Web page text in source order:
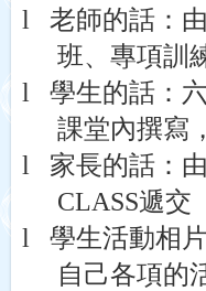
l
老師的話：
班、專項訓
l
學生的話：
課堂內撰寫
l
家長的話：
CLASS遞交
l
學生活動相
自己各項的